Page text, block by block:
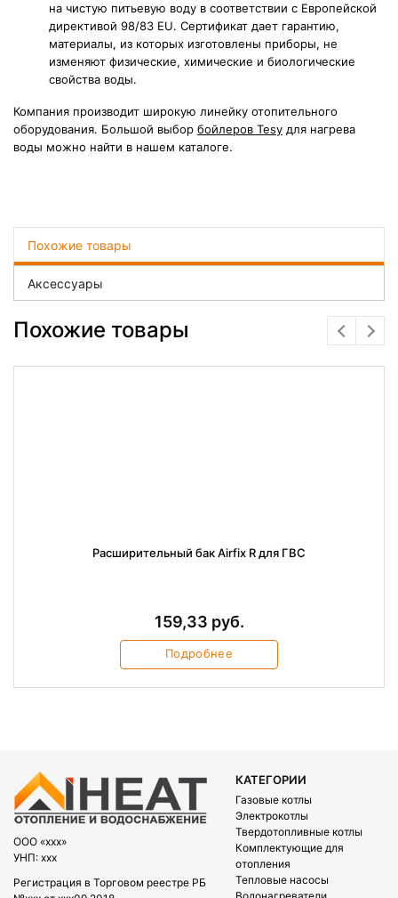
на чистую питьевую воду в соответствии с Европейской
директивой 98/83 EU. Сертификат дает гарантию,
материалы, из которых изготовлены приборы, не
изменяют физические, химические и биологические
свойства воды.
Компания производит широкую линейку отопительного
оборудования. Большой выбор бойлеров Tesy для нагрева
воды можно найти в нашем каталоге.
Похожие товары
Аксессуары
Похожие товары
Расширительный бак Airfix R для ГВС
159,33 руб.
Подробнее
OOO «xxx»
УНП: xxx
Регистрация в Торговом реестре РБ
КАТЕГОРИИ
Газовые котлы
Электрокотлы
Твердотопливные котлы
Комплектующие для
отопления
Тепловые насосы